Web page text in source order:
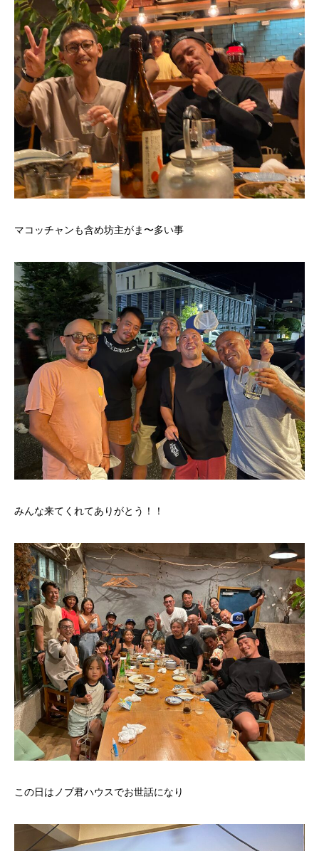
マコッチャンも含め坊主がま〜多い事
みんな来てくれてありがとう！！
この日はノブ君ハウスでお世話になり